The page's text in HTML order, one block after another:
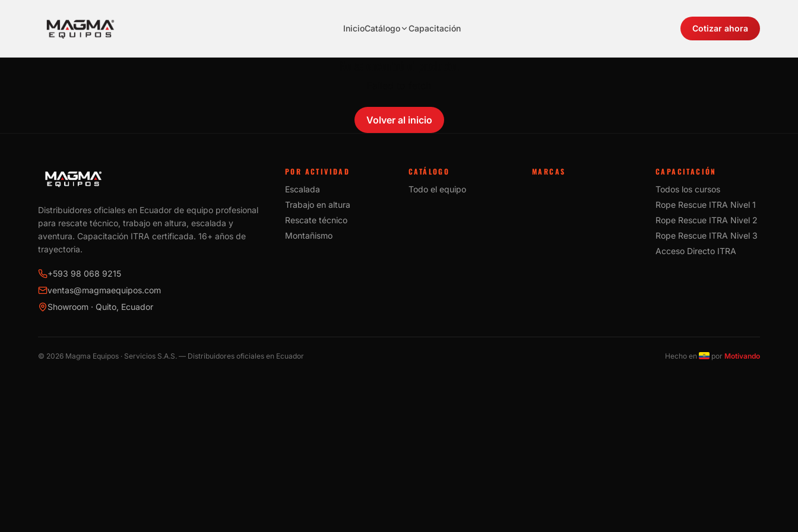
InicioCatálogo Capacitación Cotizar ahora
Volver al inicio
Distribuidores oficiales en Ecuador de equipo profesional
para rescate técnico, trabajo en altura, escalada y
aventura. Capacitación ITRA certificada. 16+ años de
trayectoria.
+593 98 068 9215
ventas@magmaequipos.com
Showroom · Quito, Ecuador
POR ACTIVIDAD
Escalada
Trabajo en altura
Rescate técnico
Montañismo
CATÁLOGO
Todo el equipo
MARCAS
CAPACITACIÓN
Todos los cursos
Rope Rescue ITRA Nivel 1
Rope Rescue ITRA Nivel 2
Rope Rescue ITRA Nivel 3
Acceso Directo ITRA
© 2026 Magma Equipos · Servicios S.A.S. — Distribuidores oficiales en Ecuador Hecho en por Motivando